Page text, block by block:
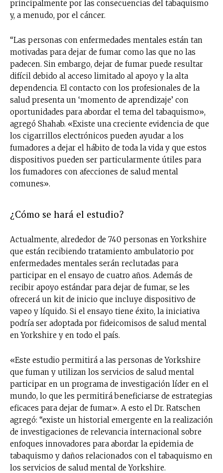
principalmente por las consecuencias del tabaquismo
y, a menudo, por el cáncer.
“Las personas con enfermedades mentales están tan
motivadas para dejar de fumar como las que no las
padecen. Sin embargo, dejar de fumar puede resultar
difícil debido al acceso limitado al apoyo y la alta
dependencia. El contacto con los profesionales de la
salud presenta un ‘momento de aprendizaje’ con
oportunidades para abordar el tema del tabaquismo»,
agregó Shahab. «Existe una creciente evidencia de que
los cigarrillos electrónicos pueden ayudar a los
fumadores a dejar el hábito de toda la vida y que estos
dispositivos pueden ser particularmente útiles para
los fumadores con afecciones de salud mental
comunes».
¿Cómo se hará el estudio?
Actualmente, alrededor de 740 personas en Yorkshire
que están recibiendo tratamiento ambulatorio por
enfermedades mentales serán reclutadas para
participar en el ensayo de cuatro años. Además de
recibir apoyo estándar para dejar de fumar, se les
ofrecerá un kit de inicio que incluye dispositivo de
vapeo y líquido. Si el ensayo tiene éxito, la iniciativa
podría ser adoptada por fideicomisos de salud mental
en Yorkshire y en todo el país.
«Este estudio permitirá a las personas de Yorkshire
que fuman y utilizan los servicios de salud mental
participar en un programa de investigación líder en el
mundo, lo que les permitirá beneficiarse de estrategias
eficaces para dejar de fumar». A esto el Dr. Ratschen
agregó: “existe un historial emergente en la realización
de investigaciones de relevancia internacional sobre
enfoques innovadores para abordar la epidemia de
tabaquismo y daños relacionados con el tabaquismo en
los servicios de salud mental de Yorkshire.